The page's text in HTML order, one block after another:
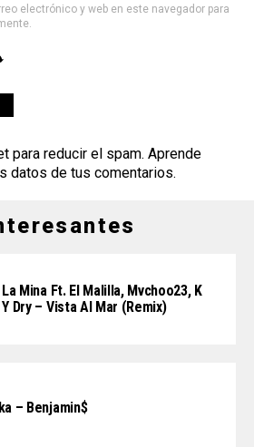
electrónico y web en este navegador para
para reducir el spam. Aprende
datos de tus comentarios.
Mina Ft. El Malilla, Mvchoo23, K
Dry – Vista Al Mar (Remix)
– Benjamin$